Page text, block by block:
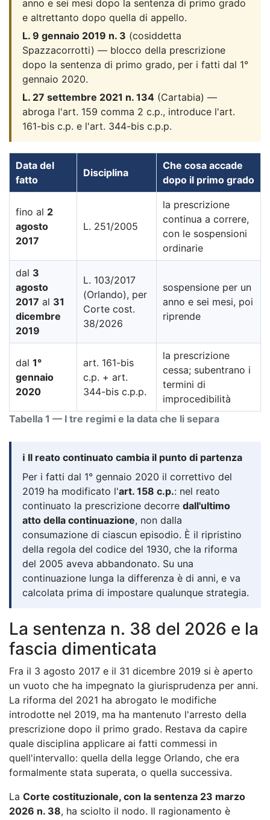
anno e sei mesi dopo la sentenza di primo grado
e altrettanto dopo quella di appello.
L. 9 gennaio 2019 n. 3 (cosiddetta
Spazzacorrotti) — blocco della prescrizione
dopo la sentenza di primo grado, per i fatti dal 1°
gennaio 2020.
L. 27 settembre 2021 n. 134 (Cartabia) —
abroga l'art. 159 comma 2 c.p., introduce l'art.
161-bis c.p. e l'art. 344-bis c.p.p.
Tabella 1 — I tre regimi e la data che li separa
Data del
fatto
Disciplina
Che cosa accade
dopo il primo grado
fino al 2
agosto
2017
L. 251/2005
la prescrizione
continua a correre,
con le sospensioni
ordinarie
dal 3
agosto
2017 al 31
dicembre
2019
L. 103/2017
(Orlando), per
Corte cost.
38/2026
sospensione per un
anno e sei mesi, poi
riprende
dal 1°
gennaio
2020
art. 161-bis
c.p. + art.
344-bis c.p.p.
la prescrizione
cessa; subentrano i
termini di
improcedibilità
ℹ️ Il reato continuato cambia il punto di partenza
Per i fatti dal 1° gennaio 2020 il correttivo del
2019 ha modificato l'art. 158 c.p.: nel reato
continuato la prescrizione decorre dall'ultimo
atto della continuazione, non dalla
consumazione di ciascun episodio. È il ripristino
della regola del codice del 1930, che la riforma
del 2005 aveva abbandonato. Su una
continuazione lunga la differenza è di anni, e va
calcolata prima di impostare qualunque strategia.
La sentenza n. 38 del 2026 e la
fascia dimenticata
Fra il 3 agosto 2017 e il 31 dicembre 2019 si è aperto
un vuoto che ha impegnato la giurisprudenza per anni.
La riforma del 2021 ha abrogato le modifiche
introdotte nel 2019, ma ha mantenuto l'arresto della
prescrizione dopo il primo grado. Restava da capire
quale disciplina applicare ai fatti commessi in
quell'intervallo: quella della legge Orlando, che era
formalmente stata superata, o quella successiva.
La Corte costituzionale, con la sentenza 23 marzo
2026 n. 38, ha sciolto il nodo. Il ragionamento è